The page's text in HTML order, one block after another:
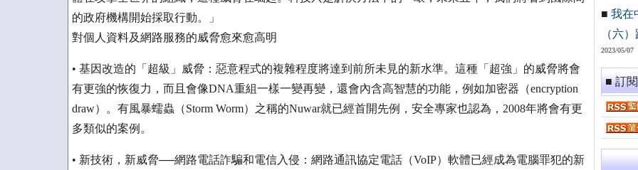
的政府機構開始採取行動。」
對個人資料及網路服務的威脅愈來愈高明
• 基因改造的「超級」威脅：惡意程式的複雜程度將達到前所未見的新水準。這種「超強」的威脅將會
有更強的恢復力，而且會像DNA重組一樣一變再變，還會內含高智慧的功能，例如加密器（encryption
draw）。有風暴蠕蟲（Storm Worm）之稱的Nuwar就已經首開先例，安全專家也認為，2008年將會有更
多類似的案例。
• 新技術，新威脅──網路電話詐騙和電信入侵：網路通訊協定電話（VoIP）軟體已經成為電腦罪犯的新
■ 我在
（六
2023/05/07
■ 訂